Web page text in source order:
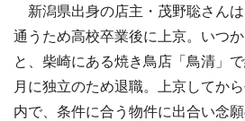
新潟県出身の店主・茂野聡さん
通うため高校卒業後に上京。いつ
と、柴崎にある焼き鳥店「鳥清」
月に独立のため退職。上京してか
内で、条件に合う物件に出合い念願